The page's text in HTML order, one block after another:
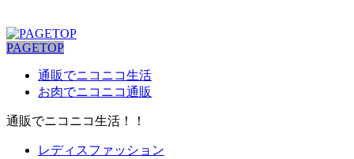
PAGETOP
通販でニコニコ生活
お肉でニコニコ通販
通販でニコニコ生活！！
レディスファッション